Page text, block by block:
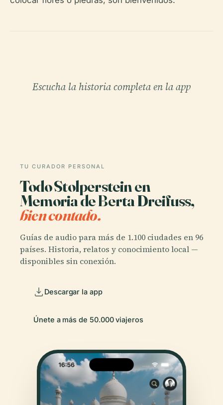
Escucha la historia completa en la app
TU CURADOR PERSONAL
Todo Stolperstein en
Memoria de Berta Dreifuss,
bien contado.
Guías de audio para más de 1.100 ciudades en 96
países. Historia, relatos y conocimiento local —
disponibles sin conexión.
Descargar la app
Únete a más de 50.000 viajeros